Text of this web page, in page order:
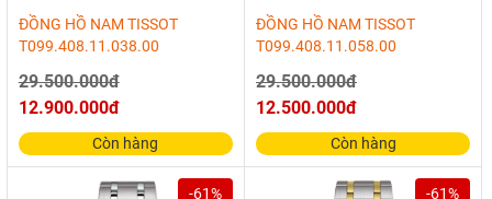
ĐỒNG HỒ NAM TISSOT
T099.408.11.038.00
29.500.000đ
12.900.000đ
Còn hàng
ĐỒNG HỒ NAM TISSOT
T099.408.11.058.00
29.500.000đ
12.500.000đ
Còn hàng
-61% -61%